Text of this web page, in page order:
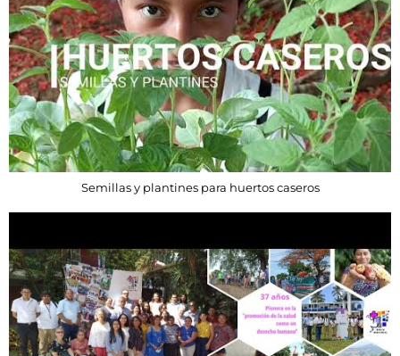
Semillas y plantines para huertos caseros